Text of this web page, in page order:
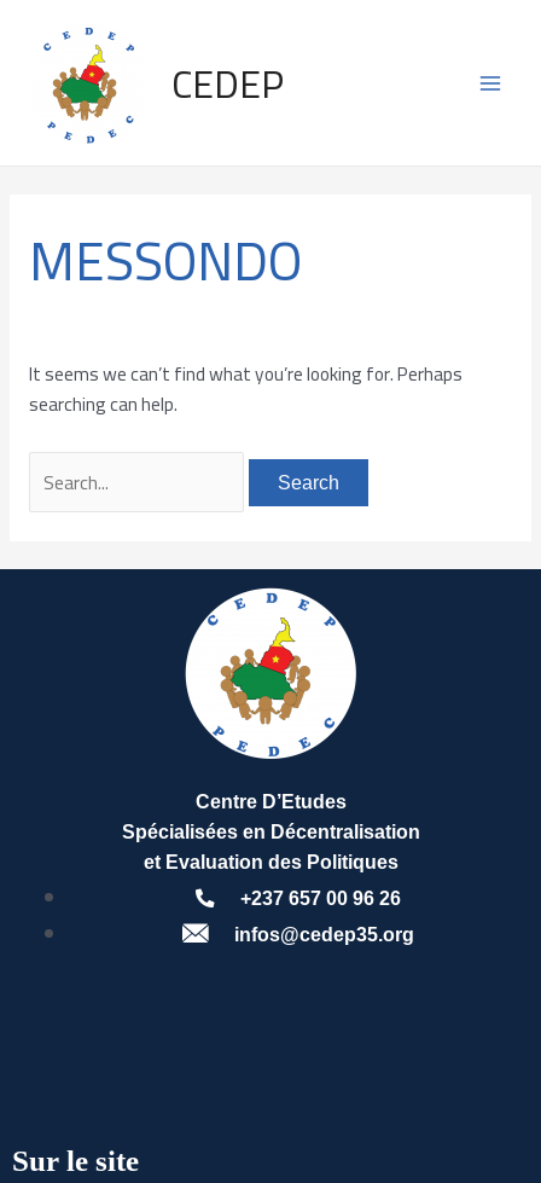
content
CEDEP
MESSONDO
It seems we can’t find what you’re looking for. Perhaps
searching can help.
for:
Centre D’Etudes
Spécialisées en Décentralisation
et Evaluation des Politiques
+237 657 00 96 26
infos@cedep35.org
Sur le site